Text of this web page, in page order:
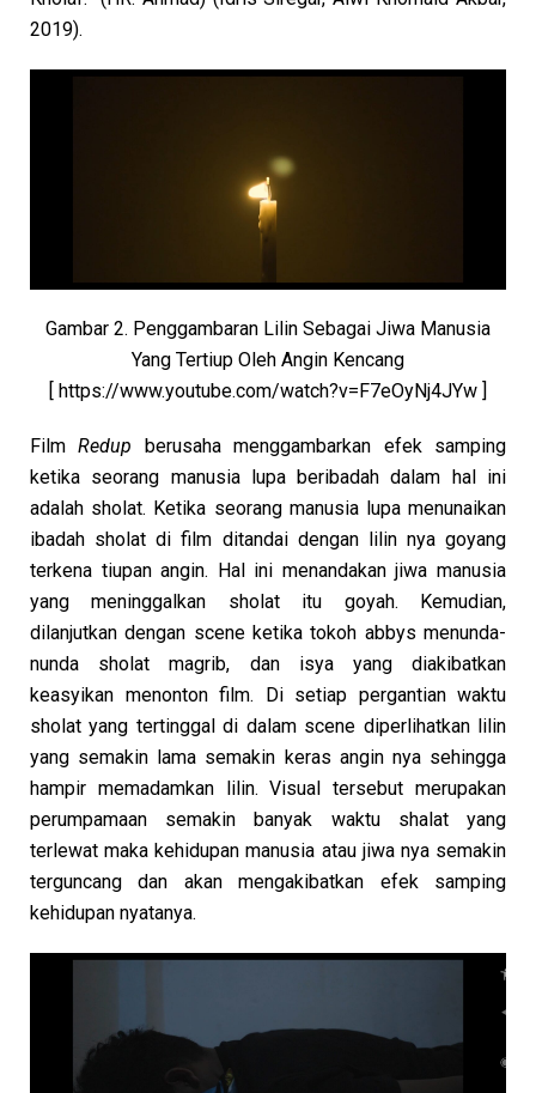
2019).
Gambar 2. Penggambaran Lilin Sebagai Jiwa Manusia
Yang Tertiup Oleh Angin Kencang
[ https://www.youtube.com/watch?v=F7eOyNj4JYw ]
FilmRedup berusaha menggambarkan efek samping
ketika seorang manusia lupa beribadah dalam hal ini
adalah sholat. Ketika seorang manusia lupa menunaikan
ibadah sholat di film ditandai dengan lilin nya goyang
terkena tiupan angin. Hal ini menandakan jiwa manusia
yang meninggalkan sholat itu goyah. Kemudian,
dilanjutkan dengan scene ketika tokoh abbys menunda-
nunda sholat magrib, dan isya yang diakibatkan
keasyikan menonton film. Di setiap pergantian waktu
sholat yang tertinggal di dalam scene diperlihatkan lilin
yang semakin lama semakin keras angin nya sehingga
hampir memadamkan lilin. Visual tersebut merupakan
perumpamaan semakin banyak waktu shalat yang
terlewat maka kehidupan manusia atau jiwa nya semakin
terguncang dan akan mengakibatkan efek samping
kehidupan nyatanya.